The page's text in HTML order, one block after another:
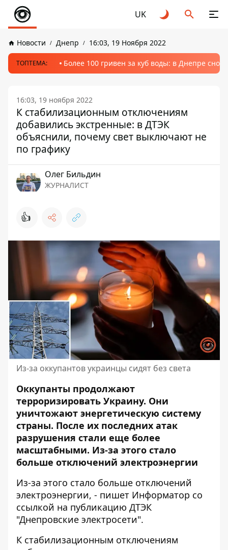
UK
Новости Днепр 16:03, 19 Ноября 2022
ТОПТЕМА: Более 100 гривен за куб воды: в Днепре
16:03, 19 ноября 2022
К стабилизационным отключениям
добавились экстренные: в ДТЭК
объяснили, почему свет выключают не
по графику
Олег Бильдин
ЖУРНАЛИСТ
👍
Из-за оккупантов украинцы сидят без света
Оккупанты продолжают
терроризировать Украину. Они
уничтожают энергетическую систему
страны. После их последних атак
разрушения стали еще более
масштабными. Из-за этого стало
больше отключений электроэнергии
Из-за этого стало больше отключений
электроэнергии, - пишет Информатор со
ссылкой на публикацию ДТЭК
"Днепровские электросети".
К стабилизационным отключениям